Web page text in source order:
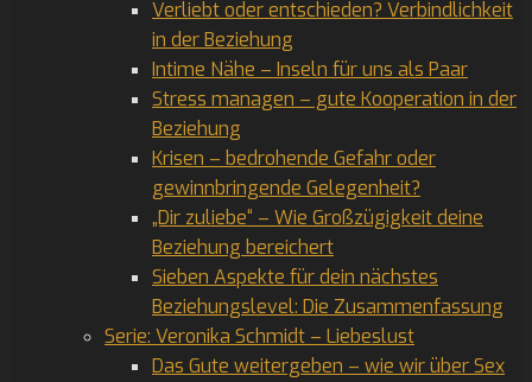
Verliebt oder entschieden? Verbindlichkeit
in der Beziehung
Intime Nähe – Inseln für uns als Paar
Stress managen – gute Kooperation in der
Beziehung
Krisen – bedrohende Gefahr oder
gewinnbringende Gelegenheit?
„Dir zuliebe“ – Wie Großzügigkeit deine
Beziehung bereichert
Sieben Aspekte für dein nächstes
Beziehungslevel: Die Zusammenfassung
Serie: Veronika Schmidt – Liebeslust
Das Gute weitergeben – wie wir über Sex